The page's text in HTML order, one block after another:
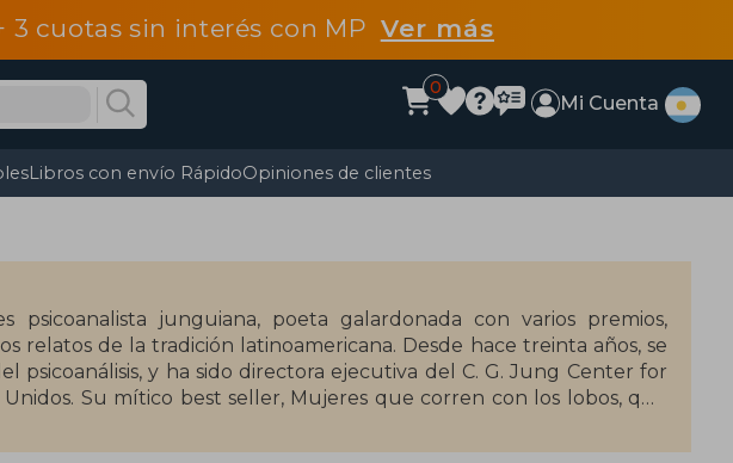
3 cuotas sin interés con MP Ver más
0
Mi Cuenta
Libros con envío RápidoOpiniones de clientes
psicoanalista junguiana, poeta galardonada con varios premios,
relatos de la tradición latinoamericana. Desde hace treinta años, se
psicoanálisis, y ha sido directora ejecutiva del C. G. Jung Center for
Su mítico best seller, Mujeres que corren con los lobos, que
el mundo hace tres décadas, creó una nueva psicología femenina
de su esencia instintiva. Clarissa Pinkola Estés también es autora